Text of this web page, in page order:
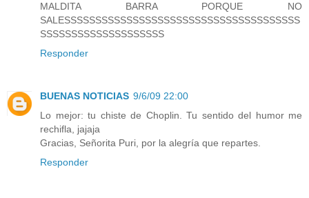
MALDITA BARRA PORQUE NO
SALESSSSSSSSSSSSSSSSSSSSSSSSSSSSSSSSSSSSSS
SSSSSSSSSSSSSSSSSSSS
Responder
BUENAS NOTICIAS 9/6/09 22:00
Lo mejor: tu chiste de Choplin. Tu sentido del humor me
rechifla, jajaja
Gracias, Señorita Puri, por la alegría que repartes.
Responder